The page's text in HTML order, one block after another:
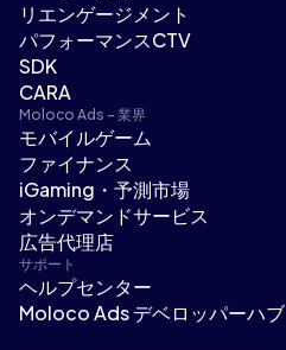
リエンゲージメント
パフォーマンスCTV
SDK
CARA
Moloco Ads - 業界
モバイルゲーム
ファイナンス
iGaming・予測市場
オンデマンドサービス
広告代理店
サポート
ヘルプセンター
Moloco Ads デベロッパーハブ